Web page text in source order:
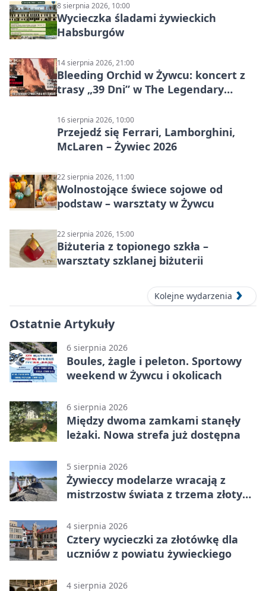
8 sierpnia 2026, 10:00
Wycieczka śladami żywieckich
Habsburgów
14 sierpnia 2026, 21:00
Bleeding Orchid w Żywcu: koncert z
trasy „39 Dni” w The Legendary
16 sierpnia 2026, 10:00
Przejedź się Ferrari, Lamborghini,
McLaren – Żywiec 2026
22 sierpnia 2026, 11:00
Wolnostojące świece sojowe od
podstaw – warsztaty w Żywcu
22 sierpnia 2026, 15:00
Biżuteria z topionego szkła –
warsztaty szklanej biżuterii
Kolejne wydarzenia
Ostatnie Artykuły
6 sierpnia 2026
Boules, żagle i peleton. Sportowy
weekend w Żywcu i okolicach
6 sierpnia 2026
Między dwoma zamkami stanęły
leżaki. Nowa strefa już dostępna
5 sierpnia 2026
Żywieccy modelarze wracają z
mistrzostw świata z trzema złotymi
4 sierpnia 2026
Cztery wycieczki za złotówkę dla
uczniów z powiatu żywieckiego
4 sierpnia 2026